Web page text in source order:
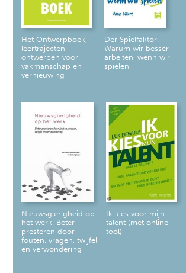
Het Ontwerpboek,
leertrajecten
ontwerpen voor
vakmanschap en
vernieuwing
Der Spielfaktor.
Warum wir besser
arbeiten, wenn wir
spielen
Nieuwsgierigheid op
het werk. Beter
presteren door
fouten, vragen, twijfel
en verwondering
Ik kies voor mijn
talent (met online
tool)